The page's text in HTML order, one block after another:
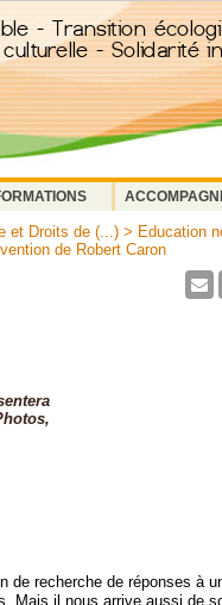
et Droits de (...) > Education
de Robert Caron
de recherche de réponses à
Mais il nous arrive aussi de